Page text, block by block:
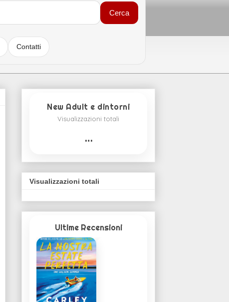
Cerca
Contatti
New Adult e dintorni
Visualizzazioni totali
…
Visualizzazioni totali
Ultime Recensioni